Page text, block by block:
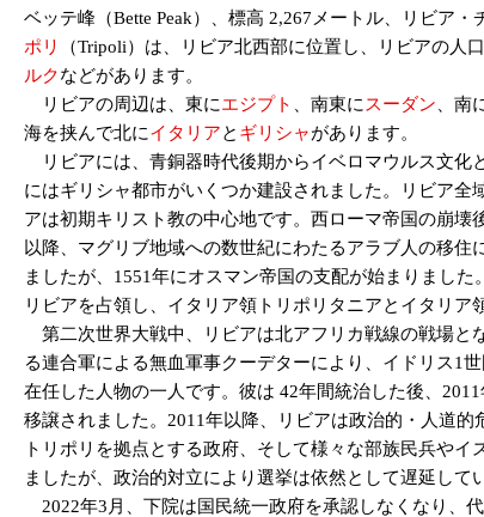
ベッテ峰（Bette Peak）、標高 2,267メートル、リビア
ポリ
（Tripoli）は、リビア北西部に位置し、リビアの人
ルクなどがあります。
リビアの周辺は、東にエジプト 、南東に スーダン 、南
海を挟んで北にイタリアと ギリシャがあります。
リビアには、青銅器時代後期からイベロマウルス文化
にはギリシャ都市がいくつか建設されました。リビア
アは初期キリスト教の中心地です。西ローマ帝国の崩
以降、マグリブ地域への数世紀にわたるアラブ人の移
ましたが、1551年にオスマン帝国の支配が始まりまし
リビアを占領し、イタリア領トリポリタニアとイタリ
第二次世界大戦中、リビアは北アフリカ戦線の戦場と
る連合軍による無血軍事クーデターにより、イドリス1
在任した人物の一人です。彼は 42年間統治した後、
移譲されました。2011年以降、リビアは政治的・人道
トリポリを拠点とする政府、そして様々な部族民兵や
ましたが、政治的対立により選挙は依然として遅延して
2022年3月、下院は国民統一政府を承認しなくなり、